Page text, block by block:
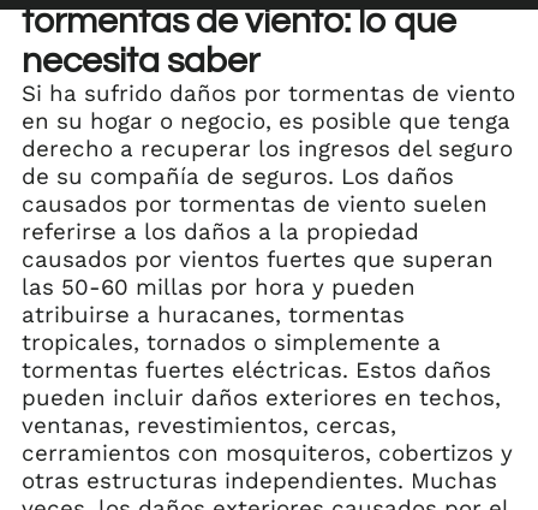
tormentas de viento: lo que
necesita saber
Si ha sufrido daños por tormentas de viento
en su hogar o negocio, es posible que tenga
derecho a recuperar los ingresos del seguro
de su compañía de seguros. Los daños
causados por tormentas de viento suelen
referirse a los daños a la propiedad
causados por vientos fuertes que superan
las 50-60 millas por hora y pueden
atribuirse a huracanes, tormentas
tropicales, tornados o simplemente a
tormentas fuertes eléctricas. Estos daños
pueden incluir daños exteriores en techos,
ventanas, revestimientos, cercas,
cerramientos con mosquiteros, cobertizos y
otras estructuras independientes. Muchas